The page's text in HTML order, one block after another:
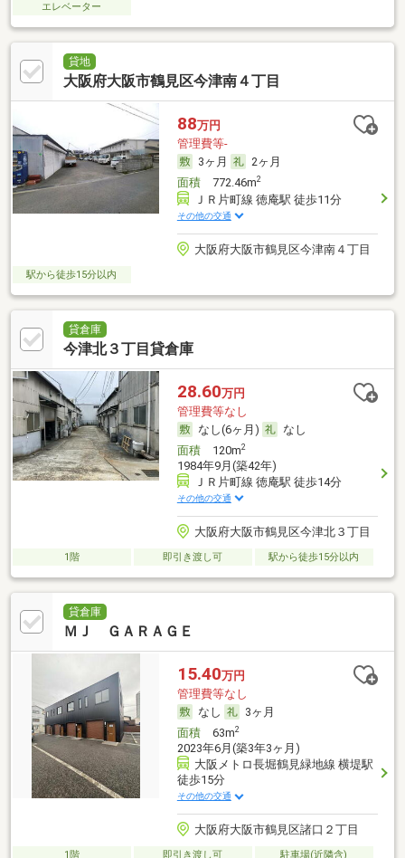
エレベーター
貸地
大阪府大阪市鶴見区今津南４丁目
88万円
管理費等-
3ヶ月
2ヶ月
面積772.46m2
ＪＲ片町線 徳庵駅 徒歩11分
その他の交通
大阪府大阪市鶴見区今津南４丁目
駅から徒歩15分以内
貸倉庫
今津北３丁目貸倉庫
28.60万円
管理費等なし
なし(6ヶ月)
なし
面積120m2
1984年9月(築42年)
ＪＲ片町線 徳庵駅 徒歩14分
その他の交通
大阪府大阪市鶴見区今津北３丁目
1階 即引き渡し可 駅から徒歩15分以内
貸倉庫
ＭＪ ＧＡＲＡＧＥ
15.40万円
管理費等なし
なし
3ヶ月
面積63m2
2023年6月(築3年3ヶ月)
大阪メトロ長堀鶴見緑地線 横堤駅
徒歩15分
その他の交通
大阪府大阪市鶴見区諸口２丁目
1階 即引き渡し可
駐車場(近隣含)